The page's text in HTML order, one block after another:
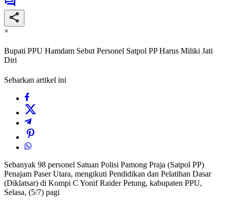
×
Bupati PPU Hamdam Sebut Personel Satpol PP Harus Miliki Jati
Diri
Sebarkan artikel ini
Sebanyak 98 personel Satuan Polisi Pamong Praja (Satpol PP)
Penajam Paser Utara, mengikuti Pendidikan dan Pelatihan Dasar
(Diklatsar) di Kompi C Yonif Raider Petung, kabupaten PPU,
Selasa, (5/7) pagi